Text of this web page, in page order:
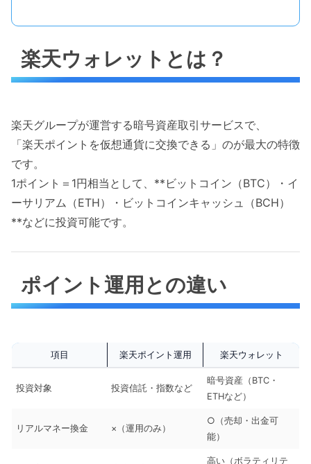
楽天ウォレットとは？
楽天グループが運営する暗号資産取引サービスで、
「楽天ポイントを仮想通貨に交換できる」のが最大の特徴
です。
1ポイント＝1円相当として、**ビットコイン（BTC）・イ
ーサリアム（ETH）・ビットコインキャッシュ（BCH）
**などに投資可能です。
ポイント運用との違い
項目 楽天ポイント運用 楽天ウォレット
投資対象 投資信託・指数など
暗号資産（BTC・
ETHなど）
リアルマネー換金 ×（運用のみ）
○（売却・出金可
能）
高い（ボラティリテ